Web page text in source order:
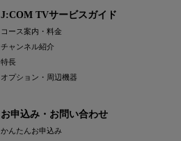
J:COM TVサービスガイド
コース案内・料金
チャンネル紹介
特長
オプション・周辺機器
お申込み・お問い合わせ
かんたんお申込み